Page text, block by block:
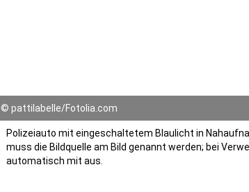
© pattilabelle/Fotolia.com
Polizeiauto mit eingeschaltetem Blaulicht in
muss die Bildquelle am Bild genannt werden; bei
automatisch mit aus.